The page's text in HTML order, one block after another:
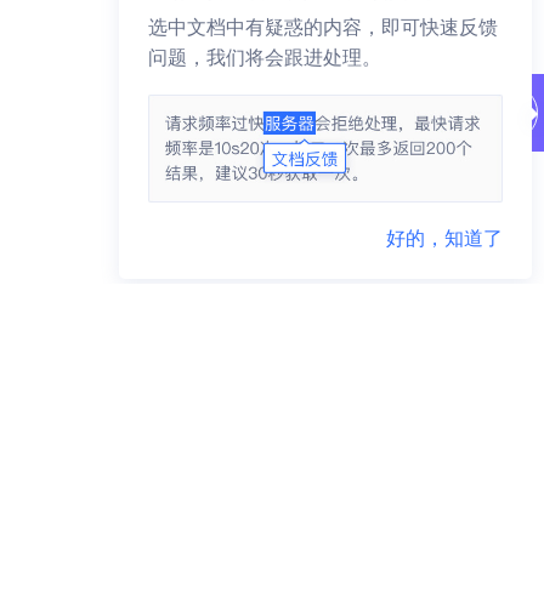
选中文档中有疑惑的内容，即可快速反馈
问题，我们将会跟进处理。
好的，知道了